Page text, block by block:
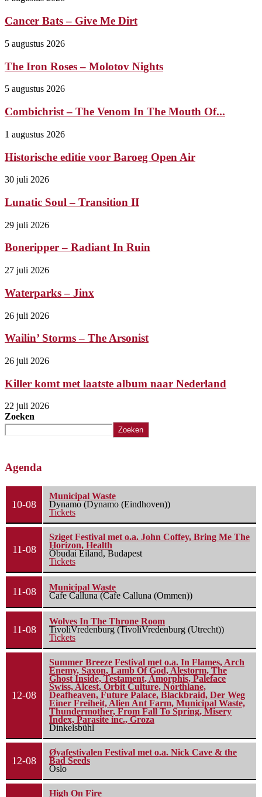
Cancer Bats – Give Me Dirt
5 augustus 2026
The Iron Roses – Molotov Nights
5 augustus 2026
Combichrist – The Venom In The Mouth Of...
1 augustus 2026
Historische editie voor Baroeg Open Air
30 juli 2026
Lunatic Soul – Transition II
29 juli 2026
Boneripper – Radiant In Ruin
27 juli 2026
Waterparks – Jinx
26 juli 2026
Wailin’ Storms – The Arsonist
26 juli 2026
Killer komt met laatste album naar Nederland
22 juli 2026
Zoeken
Zoeken
Agenda
10-08
Municipal Waste
Dynamo (Dynamo (Eindhoven))
Tickets
11-08
Sziget Festival met o.a. John Coffey, Bring Me The
Horizon, Health
Óbudai Eiland, Budapest
Tickets
11-08
Municipal Waste
Cafe Calluna (Cafe Calluna (Ommen))
11-08
Wolves In The Throne Room
TivoliVredenburg (TivoliVredenburg (Utrecht))
Tickets
12-08
Summer Breeze Festival met o.a. In Flames, Arch
Enemy, Saxon, Lamb Of God, Alestorm, The
Ghost Inside, Testament, Amorphis, Paleface
Swiss, Alcest, Orbit Culture, Northlane,
Deafheaven, Future Palace, Blackbraid, Der Weg
Einer Freiheit, Alien Ant Farm, Municipal Waste,
Thundermother, From Fall To Spring, Misery
Index, Parasite inc., Groza
Dinkelsbühl
12-08
Øyafestivalen Festival met o.a. Nick Cave & the
Bad Seeds
Oslo
High On Fire